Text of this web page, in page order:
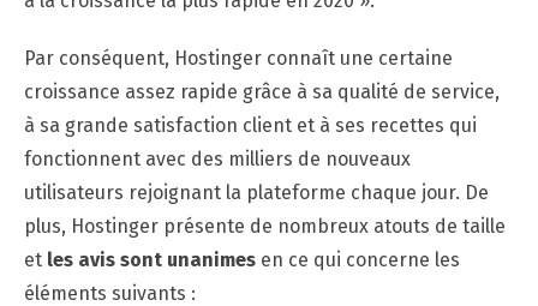
Par conséquent, Hostinger connaît une certaine
croissance assez rapide grâce à sa qualité de service,
à sa grande satisfaction client et à ses recettes qui
fonctionnent avec des milliers de nouveaux
utilisateurs rejoignant la plateforme chaque jour. De
plus, Hostinger présente de nombreux atouts de taille
et les avis sont unanimes en ce qui concerne les
éléments suivants :